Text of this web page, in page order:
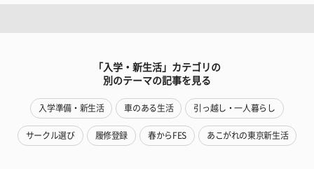
「入学・新生活」カテゴリの
別のテーマの記事を見る
入学準備・新生活 車のある生活 引っ越し・一人暮らし
サークル選び 履修登録 春からFES あこがれの東京新生活